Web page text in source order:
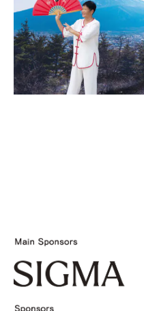
京都市営地下鉄 烏丸御
池駅 御池ギャラリー（メ
インギャラリー）